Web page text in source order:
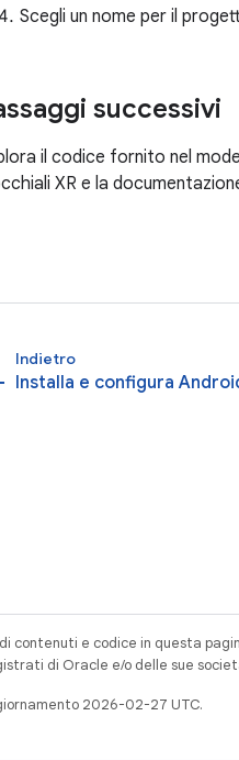
Scegli un nome per il
successivi
il codice fornito nel
XR e la
Indietro
Installa e configura
contenuti e codice in questa
di Oracle e/o delle sue
2026-02-27 UTC.